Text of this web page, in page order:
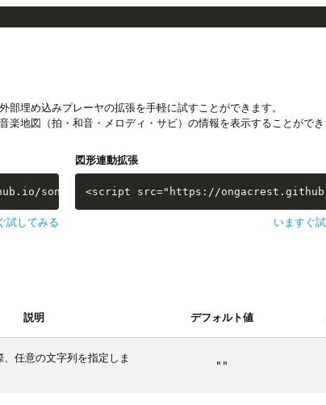
埋め込みプレーヤの拡張を手軽に試すことができます。
地図（拍・和音・メロディ・サビ）の情報を表示することができ
songle-widget-api-examples/extras/sw-extra-
試してみる
図形連動拡張
<script src="https://
いますぐ
説明 デフォルト値
、任意の文字列を指定しま
""